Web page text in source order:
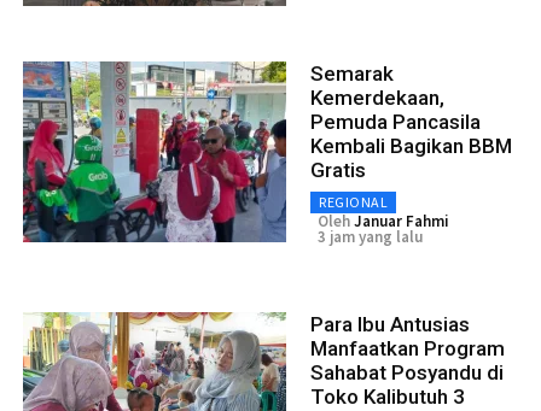
Semarak
Kemerdekaan,
Pemuda Pancasila
Kembali Bagikan BBM
Gratis
REGIONAL
OlehJanuar Fahmi
3 jam yang lalu
Para Ibu Antusias
Manfaatkan Program
Sahabat Posyandu di
Toko Kalibutuh 3